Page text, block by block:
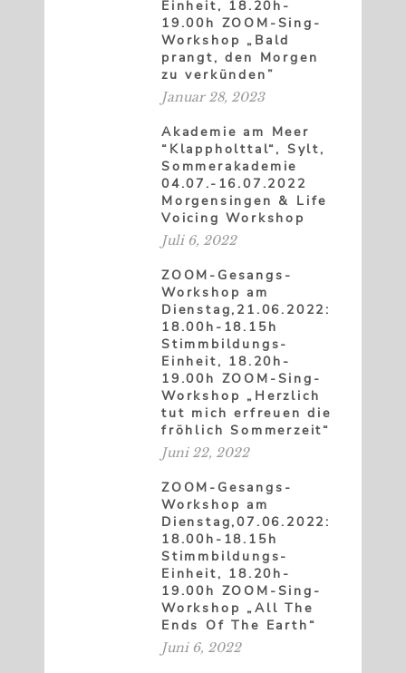
Einheit, 18.20h-
19.00h ZOOM-Sing-
Workshop „Bald
prangt, den Morgen
zu verkünden”
Januar 28, 2023
Akademie am Meer
“Klappholttal“, Sylt,
Sommerakademie
04.07.-16.07.2022
Morgensingen & Life
Voicing Workshop
Juli 6, 2022
ZOOM-Gesangs-
Workshop am
Dienstag,21.06.2022:
18.00h-18.15h
Stimmbildungs-
Einheit, 18.20h-
19.00h ZOOM-Sing-
Workshop „Herzlich
tut mich erfreuen die
fröhlich Sommerzeit“
Juni 22, 2022
ZOOM-Gesangs-
Workshop am
Dienstag,07.06.2022:
18.00h-18.15h
Stimmbildungs-
Einheit, 18.20h-
19.00h ZOOM-Sing-
Workshop „All The
Ends Of The Earth“
Juni 6, 2022